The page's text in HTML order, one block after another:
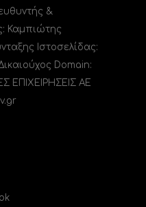
&
Καμπιώτης
Ιστοσελίδας:
Domain:
ΕΠΙΧΕΙΡΗΣΕΙΣ ΑΕ